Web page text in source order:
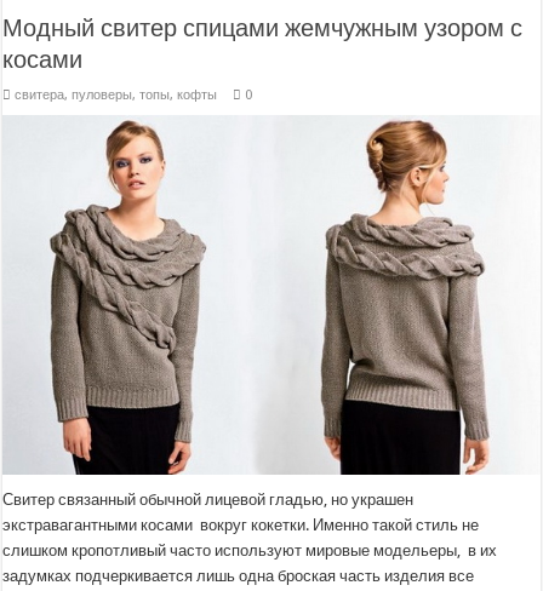
Модный свитер спицами жемчужным узором с
косами
свитера, пуловеры, топы, кофты 0
Свитер связанный обычной лицевой гладью, но украшен
экстравагантными косами вокруг кокетки. Именно такой стиль не
слишком кропотливый часто используют мировые модельеры, в их
задумках подчеркивается лишь одна броская часть изделия все